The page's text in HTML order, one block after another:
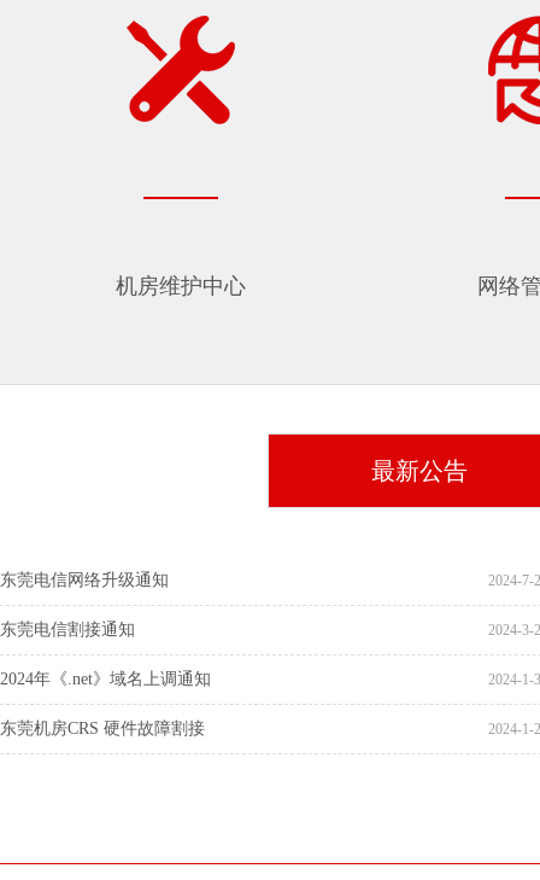
机房维护中心 网络
最新公告
东莞电信网络升级通知 2024-7-
东莞电信割接通知 2024-3-
2024年《.net》域名上调通知 2024-1-
东莞机房CRS 硬件故障割接 2024-1-